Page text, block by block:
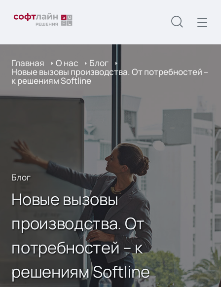
Главная О нас Блог
Новые вызовы производства. От потребностей –
к решениям Softline
Блог
Новые вызовы
производства. От
потребностей – к
решениям Softline